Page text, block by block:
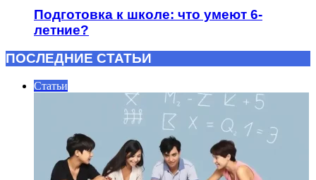
Подготовка к школе: что умеют 6-
летние?
ПОСЛЕДНИЕ СТАТЬИ
Статьи